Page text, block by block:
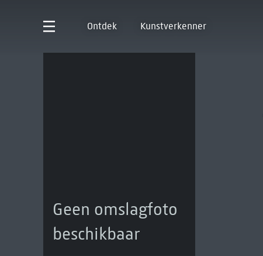
Ontdek Kunstverkenner
Geen omslagfoto
beschikbaar